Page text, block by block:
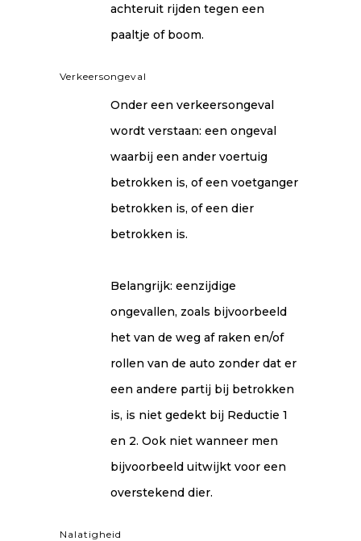
achteruit rijden tegen een
paaltje of boom.
Verkeersongeval
Onder een verkeersongeval
wordt verstaan: een ongeval
waarbij een ander voertuig
betrokken is, of een voetganger
betrokken is, of een dier
betrokken is.
Belangrijk: eenzijdige
ongevallen, zoals bijvoorbeeld
het van de weg af raken en/of
rollen van de auto zonder dat er
een andere partij bij betrokken
is, is niet gedekt bij Reductie 1
en 2. Ook niet wanneer men
bijvoorbeeld uitwijkt voor een
overstekend dier.
Nalatigheid